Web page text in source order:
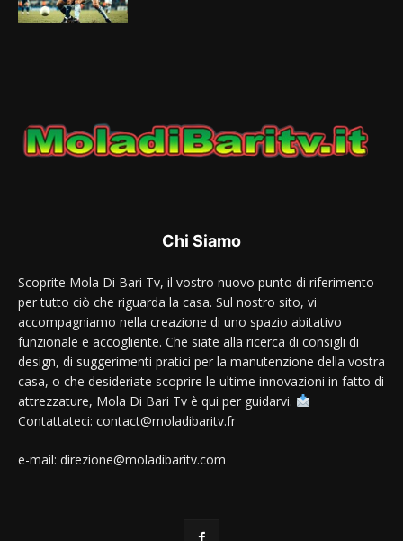
Chi Siamo
Scoprite Mola Di Bari Tv, il vostro nuovo punto di riferimento
per tutto ciò che riguarda la casa. Sul nostro sito, vi
accompagniamo nella creazione di uno spazio abitativo
funzionale e accogliente. Che siate alla ricerca di consigli di
design, di suggerimenti pratici per la manutenzione della vostra
casa, o che desideriate scoprire le ultime innovazioni in fatto di
attrezzature, Mola Di Bari Tv è qui per guidarvi.
Contattateci: contact@moladibaritv.fr
e-mail: direzione@moladibaritv.com